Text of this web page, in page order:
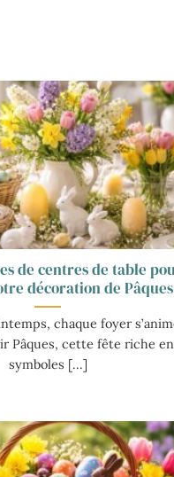
de centres de table
décoration de Pâques
chaque foyer
Pâques, cette fête riche en
symboles [...]